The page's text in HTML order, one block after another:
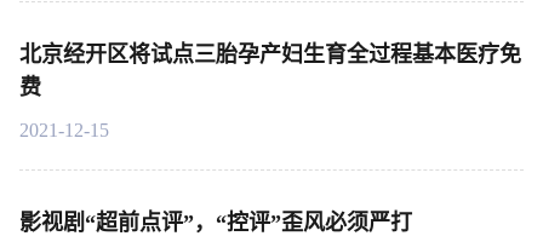
北京经开区将试点三胎孕产妇生育全过程基本医疗免
费
2021-12-15
影视剧“超前点评”，“控评”歪风必须严打